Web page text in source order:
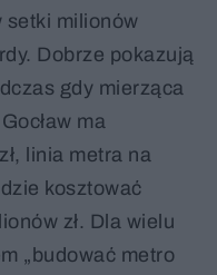
setki milionów
Dobrze pokazują
gdy mierząca
ma
linia metra na
kosztować
zł. Dla wielu
„budować metro